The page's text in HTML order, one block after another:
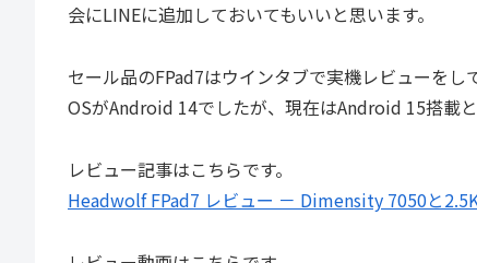
会にLINEに追加しておいてもいいと思います。
セール品のFPad7はウインタブで実機レビューを
OSがAndroid 14でしたが、現在はAndroid 15搭載と
レビュー記事はこちらです。
Headwolf FPad7 レビュー － Dimensity 7050と